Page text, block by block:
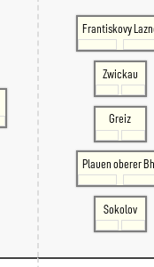
Frantiskovy
Zwickau
Greiz
Plauen oberer
Sokolov